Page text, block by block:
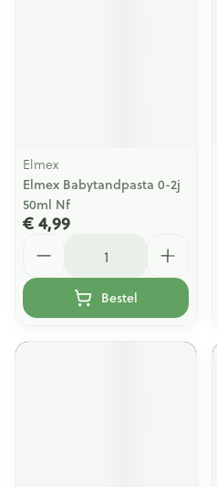
Elmex
Elmex Babytandpasta 0-2j
50ml Nf
€ 4,99
Bestel